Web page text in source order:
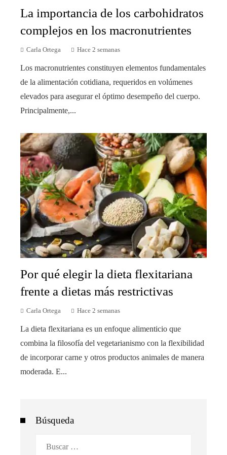
La importancia de los carbohidratos
complejos en los macronutrientes
Carla Ortega Hace 2 semanas
Los macronutrientes constituyen elementos fundamentales
de la alimentación cotidiana, requeridos en volúmenes
elevados para asegurar el óptimo desempeño del cuerpo.
Principalmente,...
Por qué elegir la dieta flexitariana
frente a dietas más restrictivas
Carla Ortega Hace 2 semanas
La dieta flexitariana es un enfoque alimenticio que
combina la filosofía del vegetarianismo con la flexibilidad
de incorporar carne y otros productos animales de manera
moderada. E...
Búsqueda